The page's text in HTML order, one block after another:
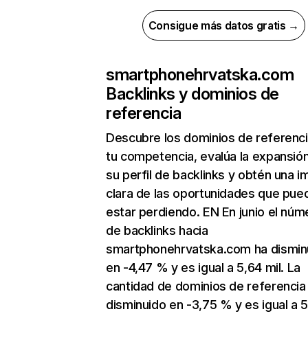
Consigue más datos gratis →
smartphonehrvatska.com
Backlinks y dominios de
referencia
Descubre los dominios de
tu competencia, evalúa la
su perfil de backlinks y obtén una
clara de las oportunidades que
estar perdiendo. EN En junio el
de backlinks hacia
smartphonehrvatska.com ha
en -4,47 % y es igual a 5,64 mil. La
cantidad de dominios de referencia
disminuido en -3,75 % y es igual a